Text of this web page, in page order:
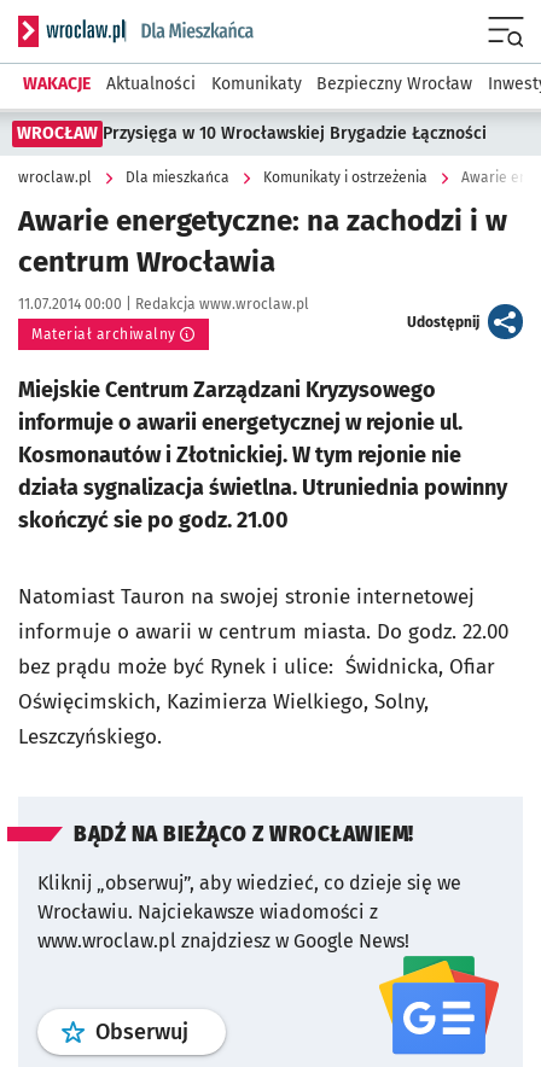
Serwis informacyjny wroclaw.pl podserwis: Dla mieszkańca
WAKACJE Aktualności Komunikaty Bezpieczny Wrocław
WROCŁAW Przysięga w 10 Wrocławskiej Brygadzie Łączności
wroclaw.pl Dla mieszkańca Komunikaty i ostrzeżenia Awarie
Awarie energetyczne: na zachodzi i w
centrum Wrocławia
Data publikacji:
11.07.2014 00:00 | Autor:
Redakcja www.wroclaw.pl
Materiał archiwalny
Udostępnijartykuł
Miejskie Centrum Zarządzani Kryzysowego
informuje o awarii energetycznej w rejonie ul.
Kosmonautów i Złotnickiej. W tym rejonie nie
działa sygnalizacja świetlna. Utruniednia powinny
skończyć sie po godz. 21.00
Natomiast Tauron na swojej stronie internetowej
informuje o awarii w centrum miasta. Do godz. 22.00
bez prądu może być Rynek i ulice: Świdnicka, Ofiar
Oświęcimskich, Kazimierza Wielkiego, Solny,
Leszczyńskiego.
BĄDŹ NA BIEŻĄCO Z WROCŁAWIEM!
Kliknij „obserwuj”, aby wiedzieć, co dzieje się we
Wrocławiu. Najciekawsze wiadomości z
www.wroclaw.pl znajdziesz w Google News!
Obserwuj profil serwisu